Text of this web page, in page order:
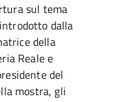
sul tema
dalla
della
Reale e
del
mostra, gli